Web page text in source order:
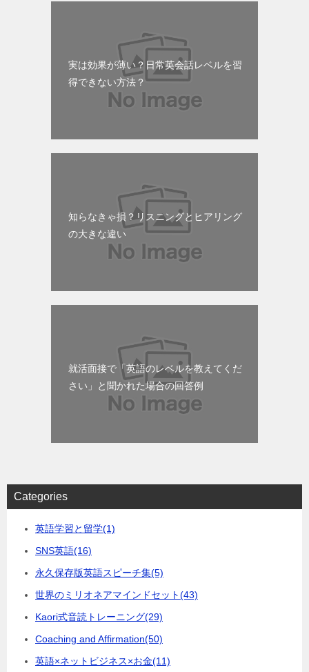
実は効果が薄い？日常英会話レベルを習
得できない方法？
知らなきゃ損？リスニングとヒアリング
の大きな違い
就活面接で「英語のレベルを教えてくだ
さい」と聞かれた場合の回答例
Categories
英語学習と留学(1)
SNS英語(16)
永久保存版英語スピーチ集(5)
世界のミリオネアマインドセット(43)
Kaori式音読トレーニング(29)
Coaching and Affirmation(50)
英語×ネットビジネス×お金(11)